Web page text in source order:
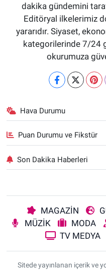
dakika gündemini
Editöryal ilkelerimiz
yararıdır. Siyaset,
kategorilerinde 7/24
okurumuza
Hava Durumu
Puan Durumu ve Fikstür
Son Dakika Haberleri
MAGAZİN
MÜZİK
MODA
TV MEDYA
Sitede yayınlanan içerik ve